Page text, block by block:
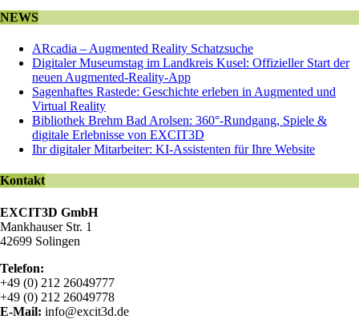
NEWS
ARcadia – Augmented Reality Schatzsuche
Digitaler Museumstag im Landkreis Kusel: Offizieller Start der
neuen Augmented-Reality-App
Sagenhaftes Rastede: Geschichte erleben in Augmented und
Virtual Reality
Bibliothek Brehm Bad Arolsen: 360°-Rundgang, Spiele &
digitale Erlebnisse von EXCIT3D
Ihr digitaler Mitarbeiter: KI-Assistenten für Ihre Website
Kontakt
EXCIT3D GmbH
Mankhauser Str. 1
42699 Solingen
Telefon:
+49 (0) 212 26049777
+49 (0) 212 26049778
E-Mail: info@excit3d.de